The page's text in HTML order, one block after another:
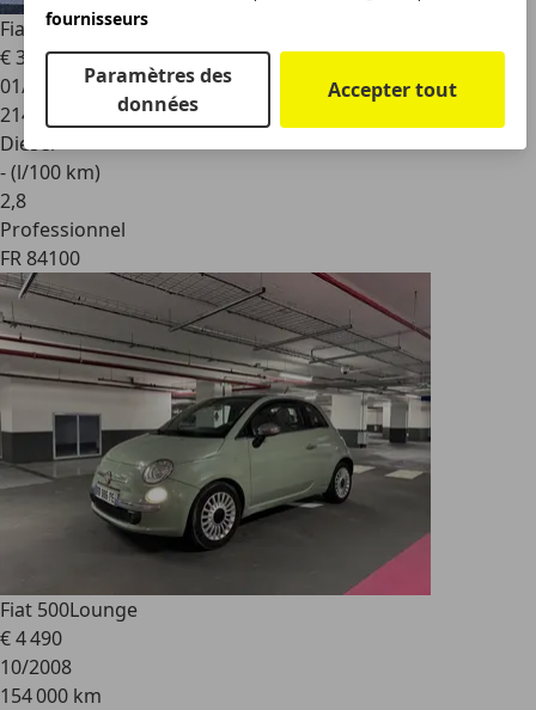
Fiat FiorinoCOMBI 1.3 MULTIJET 16V 75CH DPF 2010
€ 3 990
01/2010
214 140 km
Diesel
- (l/100 km)
2,8
Professionnel
FR 84100
Fiat 500Lounge
€ 4 490
10/2008
154 000 km
fournisseurs
Paramètres des
données
Accepter tout